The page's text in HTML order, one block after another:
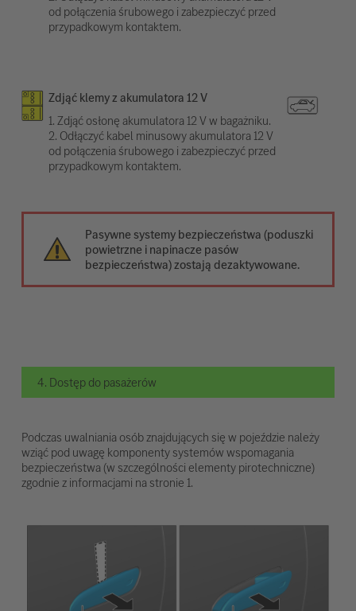
od połączenia śrubowego i zabezpieczyć przed
przypadkowym kontaktem.
Zdjąć klemy z akumulatora 12 V
1. Zdjąć osłonę akumulatora 12 V w bagażniku.
2. Odłączyć kabel minusowy akumulatora 12 V
od połączenia śrubowego i zabezpieczyć przed
przypadkowym kontaktem.
Pasywne systemy bezpieczeństwa (poduszki
powietrzne i napinacze pasów
bezpieczeństwa) zostają dezaktywowane.
4. Dostęp do pasażerów
Podczas uwalniania osób znajdujących się w pojeździe należy
wziąć pod uwagę komponenty systemów wspomagania
bezpieczeństwa (w szczególności elementy pirotechniczne)
zgodnie z informacjami na stronie 1.